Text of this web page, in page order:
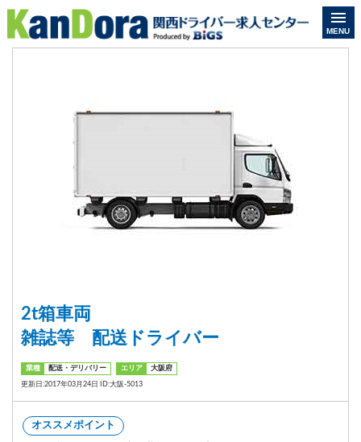
MENU
2t箱車両
雑誌等 配送ドライバー
業種 配送・デリバリー エリア 大阪府
更新日:2017年03月24日 ID:大阪-5013
オススメポイント